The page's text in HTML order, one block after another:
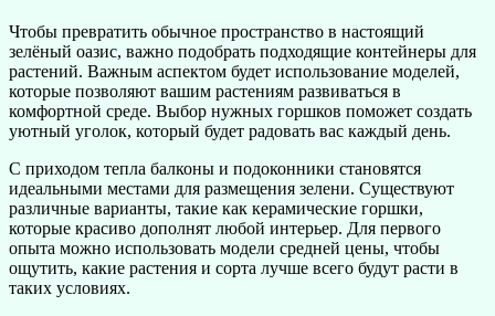
Чтобы превратить обычное пространство в настоящий
зелёный оазис, важно подобрать подходящие контейнеры для
растений. Важным аспектом будет использование моделей,
которые позволяют вашим растениям развиваться в
комфортной среде. Выбор нужных горшков поможет создать
уютный уголок, который будет радовать вас каждый день.
С приходом тепла балконы и подоконники становятся
идеальными местами для размещения зелени. Существуют
различные варианты, такие как керамические горшки,
которые красиво дополнят любой интерьер. Для первого
опыта можно использовать модели средней цены, чтобы
ощутить, какие растения и сорта лучше всего будут расти в
таких условиях.